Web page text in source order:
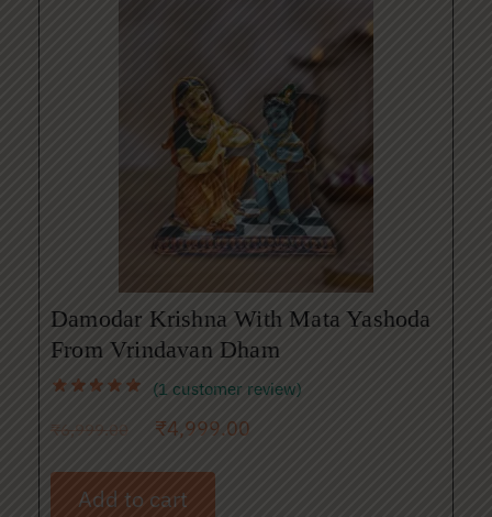
Damodar Krishna With Mata Yashoda
From Vrindavan Dham
(1 customer review)
₹6,999.00 ₹4,999.00
Add to cart